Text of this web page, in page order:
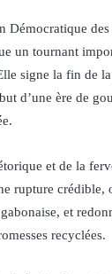
Démocratique
un tournant
signe la fin de la
d’une ère de
et de la
rupture crédible,
et
recyclées.